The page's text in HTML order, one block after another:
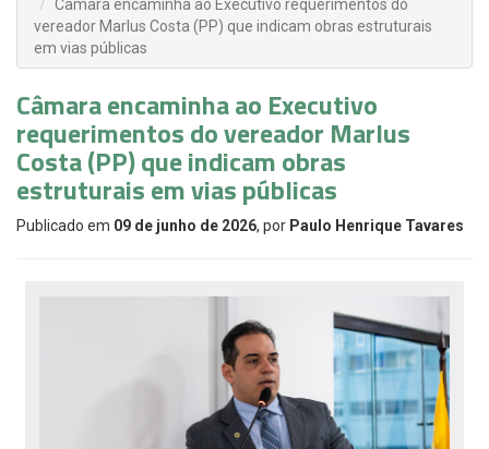
Câmara encaminha ao Executivo requerimentos do
vereador Marlus Costa (PP) que indicam obras estruturais
em vias públicas
Câmara encaminha ao Executivo
requerimentos do vereador Marlus
Costa (PP) que indicam obras
estruturais em vias públicas
Publicado em 09 de junho de 2026, por Paulo Henrique Tavares